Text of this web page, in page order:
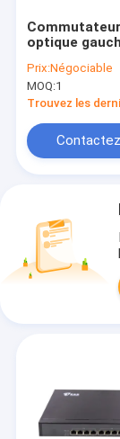
Commutateur
optique
Ethernet de la
Unmanaged
l'alimentation
Prix:Négociable
MOQ:1
Trouvez les
Contactez